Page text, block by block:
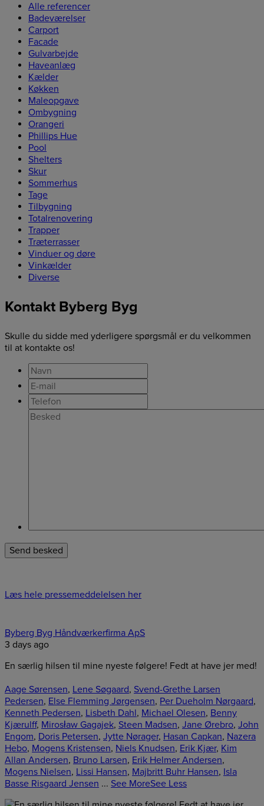
Alle referencer
Badeværelser
Carport
Facade
Gulvarbejde
Haveanlæg
Kælder
Køkken
Maleopgave
Ombygning
Orangeri
Phillips Hue
Pool
Shelters
Skur
Sommerhus
Tage
Tilbygning
Totalrenovering
Trapper
Træterrasser
Vinduer og døre
Vinkælder
Diverse
Kontakt Byberg Byg
Skulle du sidde med yderligere spørgsmål er du velkommen
til at kontakte os!
Læs hele pressemeddelelsen her
Byberg Byg Håndværkerfirma ApS
3 days ago
En særlig hilsen til mine nyeste følgere! Fedt at have jer med!
Aage Sørensen, Lene Søgaard, Svend-Grethe Larsen
Pedersen, Else Flemming Jørgensen, Per Dueholm Nørgaard,
Kenneth Pedersen, Lisbeth Dahl, Michael Olesen, Benny
Kjærulff, Mirosław Gagajek, Steen Madsen, Jane Ørebro, John
Engom, Doris Petersen, Jytte Nørager, Hasan Capkan, Nazera
Hebo, Mogens Kristensen, Niels Knudsen, Erik Kjær, Kim
Allan Andersen, Bruno Larsen, Erik Helmer Andersen,
Mogens Nielsen, Lissi Hansen, Majbritt Buhr Hansen, Isla
Basse Risgaard Jensen ... See MoreSee Less